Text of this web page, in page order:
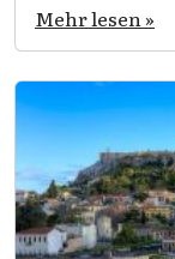
Mehr lesen »